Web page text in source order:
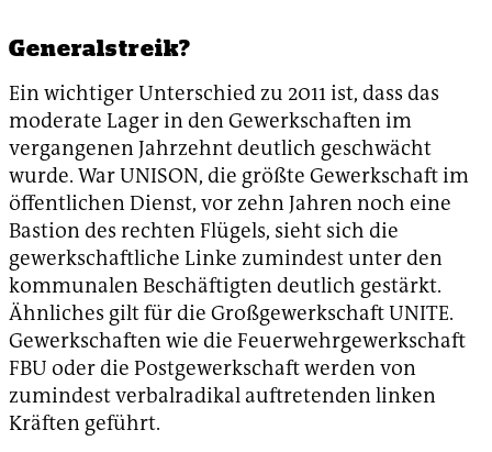
Generalstreik?
Ein wichtiger Unterschied zu 2011 ist, dass das
moderate Lager in den Gewerkschaften im
vergangenen Jahrzehnt deutlich geschwächt
wurde. War UNISON, die größte Gewerkschaft im
öffentlichen Dienst, vor zehn Jahren noch eine
Bastion des rechten Flügels, sieht sich die
gewerkschaftliche Linke zumindest unter den
kommunalen Beschäftigten deutlich gestärkt.
Ähnliches gilt für die Großgewerkschaft UNITE.
Gewerkschaften wie die Feuerwehrgewerkschaft
FBU oder die Postgewerkschaft werden von
zumindest verbalradikal auftretenden linken
Kräften geführt.